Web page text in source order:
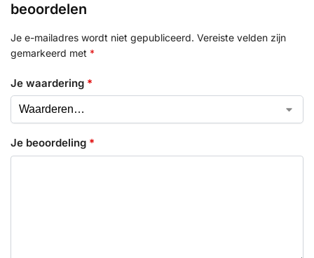
beoordelen
Je e-mailadres wordt niet gepubliceerd. Vereiste velden zijn
gemarkeerd met *
Je waardering *
Je beoordeling *